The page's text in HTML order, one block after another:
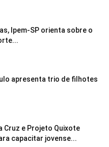
Ipem-SP orienta sobre o
apresenta trio de filhotes
Cruz e Projeto Quixote
capacitar jovense...